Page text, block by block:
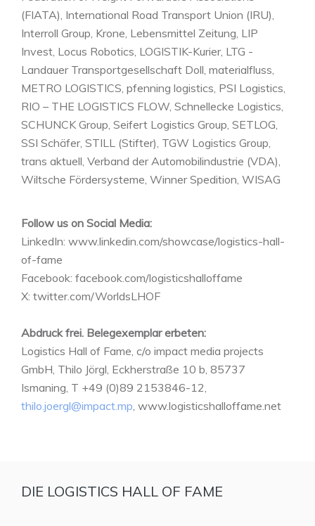
(FIATA), International Road Transport Union (IRU),
Interroll Group, Krone, Lebensmittel Zeitung, LIP
Invest, Locus Robotics, LOGISTIK-Kurier, LTG -
Landauer Transportgesellschaft Doll, materialfluss,
METRO LOGISTICS, pfenning logistics, PSI Logistics,
RIO – THE LOGISTICS FLOW, Schnellecke Logistics,
SCHUNCK Group, Seifert Logistics Group, SETLOG,
SSI Schäfer, STILL (Stifter), TGW Logistics Group,
trans aktuell, Verband der Automobilindustrie (VDA),
Wiltsche Fördersysteme, Winner Spedition, WISAG
Follow us on Social Media:
LinkedIn: www.linkedin.com/showcase/logistics-hall-
of-fame
Facebook: facebook.com/logisticshalloffame
X: twitter.com/WorldsLHOF
Abdruck frei. Belegexemplar erbeten:
Logistics Hall of Fame, c/o impact media projects
GmbH, Thilo Jörgl, Eckherstraße 10 b, 85737
Ismaning, T +49 (0)89 2153846-12,
thilo.joergl@impact.mp , www.logisticshalloffame.net
DIE LOGISTICS HALL OF FAME